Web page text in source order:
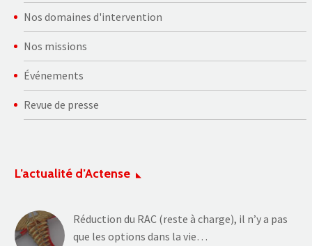
Nos domaines d'intervention
Nos missions
Événements
Revue de presse
L’actualité d’Actense
Réduction du RAC (reste à charge), il n’y a pas
que les options dans la vie…